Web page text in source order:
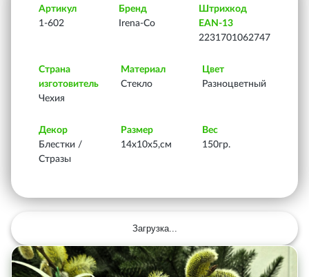
Артикул
1-602
Бренд
Irena-Co
Штрихкод
EAN-13
2231701062747
Страна
изготовитель
Чехия
Материал
Стекло
Цвет
Разноцветный
Декор
Блестки /
Стразы
Размер
14х10х5,см
Вес
150гр.
Загрузка...